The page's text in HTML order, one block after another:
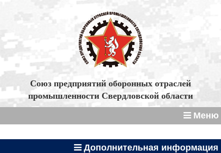
Союз предприятий оборонных отраслей
промышленности Свердловской области
Меню
Дополнительная информация